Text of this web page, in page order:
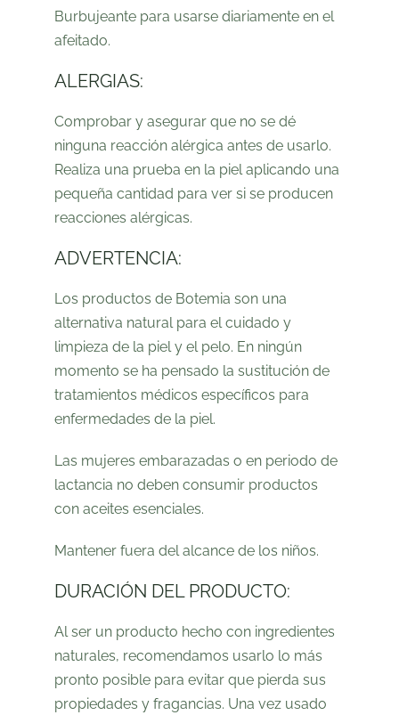
Burbujeante para usarse diariamente en el
afeitado.
ALERGIAS:
Comprobar y asegurar que no se dé
ninguna reacción alérgica antes de usarlo.
Realiza una prueba en la piel aplicando una
pequeña cantidad para ver si se producen
reacciones alérgicas.
ADVERTENCIA:
Los productos de Botemia son una
alternativa natural para el cuidado y
limpieza de la piel y el pelo. En ningún
momento se ha pensado la sustitución de
tratamientos médicos específicos para
enfermedades de la piel.
Las mujeres embarazadas o en periodo de
lactancia no deben consumir productos
con aceites esenciales.
Mantener fuera del alcance de los niños.
DURACIÓN DEL PRODUCTO:
Al ser un producto hecho con ingredientes
naturales, recomendamos usarlo lo más
pronto posible para evitar que pierda sus
propiedades y fragancias. Una vez usado